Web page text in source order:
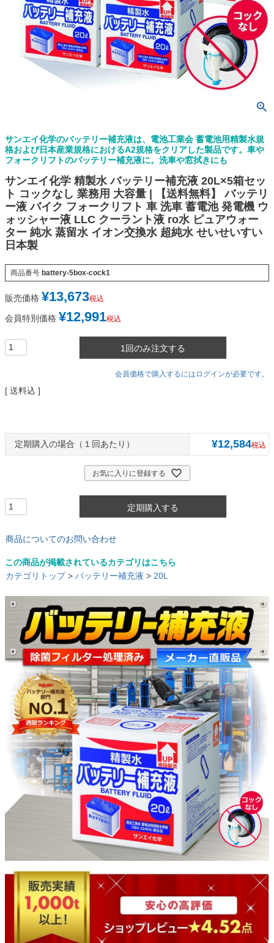
サンエイ化学のバッテリー補充液は、電池工業会 蓄電池用精製水規
格および日本産業規格におけるA2規格をクリアした製品です。車や
フォークリフトのバッテリー補充液に。洗車や窓拭きにも
サンエイ化学 精製水 バッテリー補充液 20L×5箱セッ
ト コックなし 業務用 大容量 | 【送料無料】 バッテリ
ー液 バイク フォークリフト 車 洗車 蓄電池 発電機 ウ
ォッシャー液 LLC クーラント液 ro水 ピュアウォー
ター 純水 蒸留水 イオン交換水 超純水 せいせいすい
日本製
商品番号 battery-5box-cock1
販売価格 ¥13,673税込
会員特別価格 ¥12,991税込
1回のみ注文する
会員価格で購入するにはログインが必要です。
送料込
１回あたり ¥12,584税込
お気に入りに登録する
定期購入する
商品についてのお問い合わせ
この商品が掲載されているカテゴリはこちら
カテゴリトップ> バッテリー補充液 > 20L